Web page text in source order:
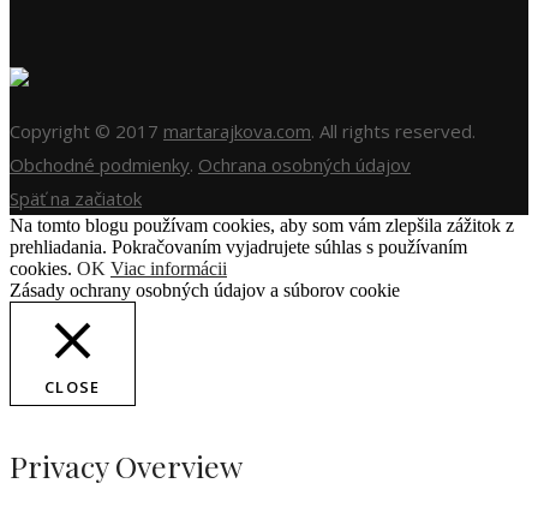
Copyright © 2017 martarajkova.com. All rights reserved.
Obchodné podmienky. Ochrana osobných údajov
Späť na začiatok
Na tomto blogu používam cookies, aby som vám zlepšila zážitok z
prehliadania. Pokračovaním vyjadrujete súhlas s používaním
cookies. OK Viac informácii
Zásady ochrany osobných údajov a súborov cookie
CLOSE
Privacy Overview